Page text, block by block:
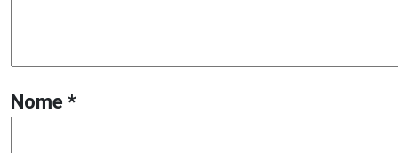
Nome *